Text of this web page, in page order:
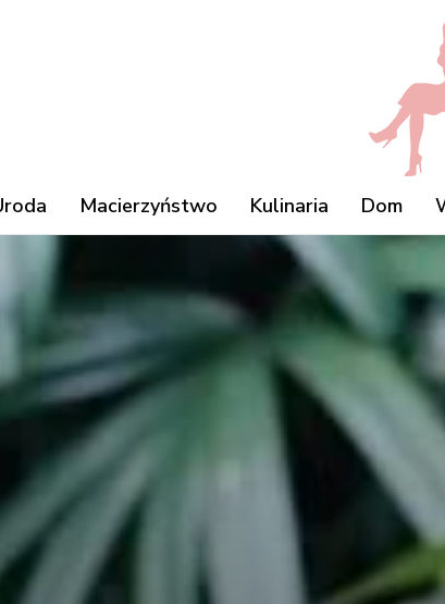
Macierzyństwo Kulinaria Dom